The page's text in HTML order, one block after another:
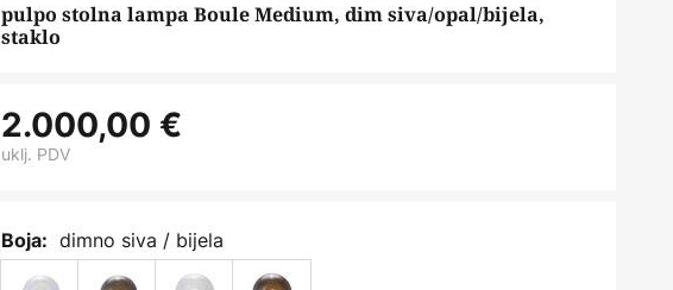
pulpo stolna lampa Boule Medium, dim siva/opal/bijela,
staklo
2.000,00 €
uklj. PDV
Boja: dimno siva / bijela